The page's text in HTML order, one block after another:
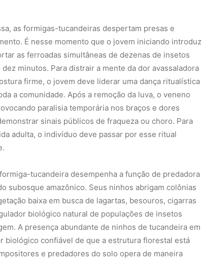
as formigas-tucandeiras despertam presas e
É nesse momento que o jovem iniciando introduz
as ferroadas simultâneas de dezenas de insetos
minutos. Para distrair a mente da dor avassaladora
firme, o jovem deve liderar uma dança ritualística
a comunidade. Após a remoção da luva, o veneno
paralisia temporária nos braços e dores
sinais públicos de fraqueza ou choro. Para
adulta, o indivíduo deve passar por esse ritual
tucandeira desempenha a função de predadora
subosque amazônico. Seus ninhos abrigam colônias
baixa em busca de lagartas, besouros, cigarras
biológico natural de populações de insetos
A presença abundante de ninhos de tucandeira em
biológico confiável de que a estrutura florestal está
e predadores do solo opera de maneira